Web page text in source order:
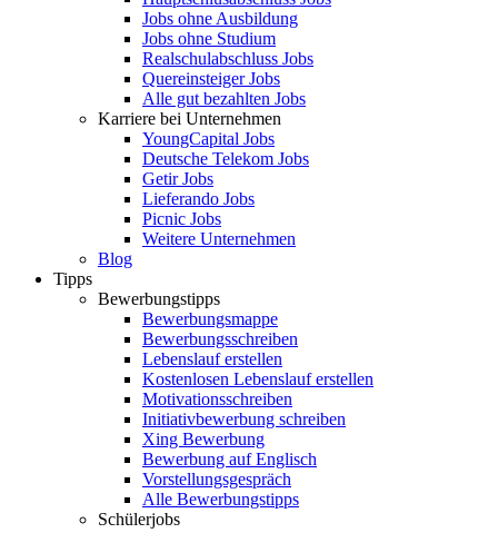
Jobs ohne Ausbildung
Jobs ohne Studium
Realschulabschluss Jobs
Quereinsteiger Jobs
Alle gut bezahlten Jobs
Karriere bei Unternehmen
YoungCapital Jobs
Deutsche Telekom Jobs
Getir Jobs
Lieferando Jobs
Picnic Jobs
Weitere Unternehmen
Blog
Tipps
Bewerbungstipps
Bewerbungsmappe
Bewerbungsschreiben
Lebenslauf erstellen
Kostenlosen Lebenslauf erstellen
Motivationsschreiben
Initiativbewerbung schreiben
Xing Bewerbung
Bewerbung auf Englisch
Vorstellungsgespräch
Alle Bewerbungstipps
Schülerjobs